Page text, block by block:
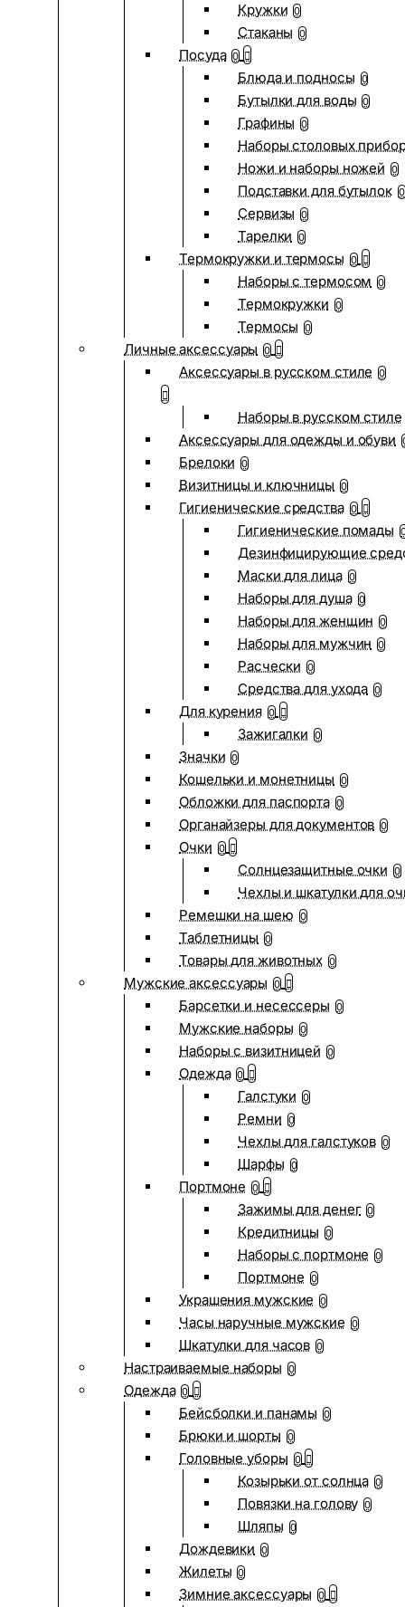
Кружки 0
Стаканы 0
Посуда 0
Блюда и подносы 0
Бутылки для воды 0
Графины 0
Наборы столовых
Ножи и наборы ножей 0
Подставки для бутылок 0
Сервизы 0
Тарелки 0
Термокружки и термосы 0
Наборы с термосом 0
Термокружки 0
Термосы 0
Личные аксессуары 0
Аксессуары в русском стиле 0
Наборы в русском стиле
Аксессуары для одежды и обуви
Брелоки 0
Визитницы и ключницы 0
Гигиенические средства 0
Гигиенические помады
Дезинфицирующие
Маски для лица 0
Наборы для душа 0
Наборы для женщин 0
Наборы для мужчин 0
Расчески 0
Средства для ухода 0
Для курения 0
Зажигалки 0
Значки 0
Кошельки и монетницы 0
Обложки для паспорта 0
Органайзеры для документов 0
Очки 0
Солнцезащитные очки 0
Чехлы и шкатулки для
Ремешки на шею 0
Таблетницы 0
Товары для животных 0
Мужские аксессуары 0
Барсетки и несессеры 0
Мужские наборы 0
Наборы с визитницей 0
Одежда 0
Галстуки 0
Ремни 0
Чехлы для галстуков 0
Шарфы 0
Портмоне 0
Зажимы для денег 0
Кредитницы 0
Наборы с портмоне 0
Портмоне 0
Украшения мужские 0
Часы наручные мужские 0
Шкатулки для часов 0
Настраиваемые наборы 0
Одежда 0
Бейсболки и панамы 0
Брюки и шорты 0
Головные уборы 0
Козырьки от солнца 0
Повязки на голову 0
Шляпы 0
Дождевики 0
Жилеты 0
Зимние аксессуары 0